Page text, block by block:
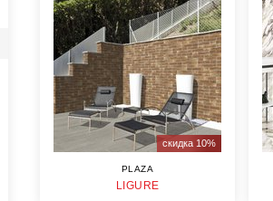
скидка 10%
PLAZA
LIGURE